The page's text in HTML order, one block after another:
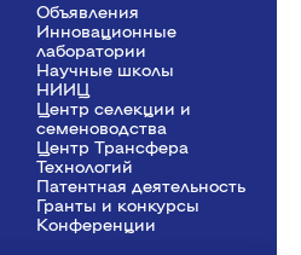
Объявления
Инновационные
лаборатории
Научные школы
НИИЦ
Центр селекции и
семеноводства
Центр Трансфера
Технологий
Патентная деятельность
Гранты и конкурсы
Конференции